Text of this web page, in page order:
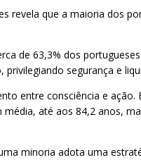
revela que a maioria dos
de 63,3% dos
segurança e
entre consciência e
até aos 84,2 anos,
minoria adota uma